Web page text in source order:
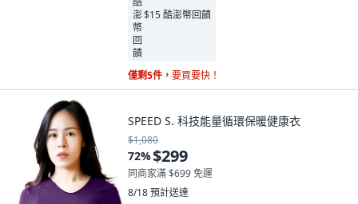
$15 酷澎幣回饋
僅剩5件， 要買要快！
SPEED S. 科技能量循環保暖健康衣
$1,080
72%$299
同商家滿 $699 免運
8/18預計送達